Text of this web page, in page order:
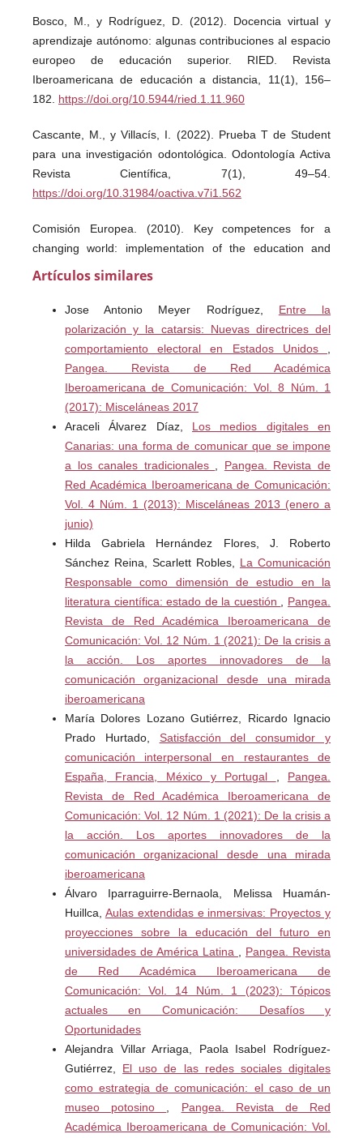
Bosco, M., y Rodríguez, D. (2012). Docencia virtual y
aprendizaje autónomo: algunas contribuciones al espacio
europeo de educación superior. RIED. Revista
Iberoamericana de educación a distancia, 11(1), 156–
182. https://doi.org/10.5944/ried.1.11.960
Cascante, M., y Villacís, I. (2022). Prueba T de Student
para una investigación odontológica. Odontología Activa
Revista Científica, 7(1), 49–54.
https://doi.org/10.31984/oactiva.v7i1.562
Comisión Europea. (2010). Key competences for a
changing world: implementation of the education and
training 2010 work programme. Official Journal of the
Consejo Nacional de Normalización y Certificación de
Competencias Laborales (CONOCER). (2017). Registro
Nacional de Estándares de Competencia. CONOCER:
Registro Nacional de Estándares de Competencia
(RENEC). tinyurl.com/bdjs3w85
Del Prete, A., y Cabero, J. (2020). El uso del Ambiente
Virtual de Aprendizaje entre el profesorado de educación
superior: un análisis de género. Revista de Educación a
Distancia (RED), 20(62).
https://doi.org/10.6018/red.400061
Díaz, A., y Serra, L. (2020). Competencias digitales del
docente universitario. SUMMA. Revista disciplinaria en
ciencias económicas y sociales, 2(1), 105-125.
Recuperado dehttps://tinyurl.com/2dedw3x9
Durán Cuartero, M., Prendes Espinosa, M. P., y Gutiérrez
Porlán, I. (2019). Certificación de la Competencia Digital
Docente: propuesta para el profesorado universitario.
RIED. Revista Iberoamericana de Educación a Distancia,
22(1), 187.https://doi.org/10.5944/ried.22.1.22069
Falcó, J. (2017). Evaluación de la competencia digital
docente en la Comunidad Autónoma de Aragón. Revista
electrónica de investigación educativa, 19(4), 73-83.
García, J., Meir, M., Pech, S., Prieto, M., Forte, V.,
Espona, M., Orozco, E., Más, A., Edel, R., Ramírez, M.,
García, R. y Urías, M. (2016). Desarrollo de
competencias para el siglo 21. Humboldt International
University.
Hernández, S., Fernández, C., & Baptista, P. (2014).
Metodología de la Investigación (Sexta edic). McGraw
Hill.Torrecillas, C. (2020). El reto de la docencia online
para las universidades públicas españolas ante la
pandemia del Covid-19. E-Prints Complutense.
Recuperado de:
https://eprints.ucm.es/id/eprint/60050/
Marin-Marin, A., Hernández-Romero, M., Borges-Ucán,
J., y Blanqueto-Estrada, M. (2021). La Competencia
digital del estudiantado universitario. Transdigital, 2(3).
Artículos similares
Jose Antonio Meyer Rodríguez, Entre la
polarización y la catarsis: Nuevas directrices del
comportamiento electoral en Estados Unidos
Pangea. Revista de Red Académica
Iberoamericana de Comunicación: Vol. 8 Núm. 1
(2017): Misceláneas 2017
Araceli Álvarez Díaz, Los medios digitales en
Canarias: una forma de comunicar que se impone
a los canales tradicionales
Pangea. Revista de
Red Académica Iberoamericana de Comunicación:
Vol. 4 Núm. 1 (2013): Misceláneas 2013 (enero a
junio)
Hilda Gabriela Hernández Flores, J. Roberto
Sánchez Reina, Scarlett Robles, La Comunicación
Responsable como dimensión de estudio en la
literatura científica: estado de la cuestión
Pangea.
Revista de Red Académica Iberoamericana de
Comunicación: Vol. 12 Núm. 1 (2021): De la crisis a
la acción. Los aportes innovadores de la
comunicación organizacional desde una mirada
iberoamericana
María Dolores Lozano Gutiérrez, Ricardo Ignacio
Prado Hurtado, Satisfacción del consumidor y
comunicación interpersonal en restaurantes de
España, Francia, México y Portugal
Pangea.
Revista de Red Académica Iberoamericana de
Comunicación: Vol. 12 Núm. 1 (2021): De la crisis a
la acción. Los aportes innovadores de la
comunicación organizacional desde una mirada
iberoamericana
Álvaro Iparraguirre-Bernaola, Melissa Huamán-
Huillca, Aulas extendidas e inmersivas: Proyectos y
proyecciones sobre la educación del futuro en
universidades de América Latina
Pangea. Revista
de Red Académica Iberoamericana de
Comunicación: Vol. 14 Núm. 1 (2023): Tópicos
actuales en Comunicación: Desafíos y
Oportunidades
Alejandra Villar Arriaga, Paola Isabel Rodríguez-
Gutiérrez, El uso de las redes sociales digitales
como estrategia de comunicación: el caso de un
museo potosino
Pangea. Revista de Red
Académica Iberoamericana de Comunicación: Vol.